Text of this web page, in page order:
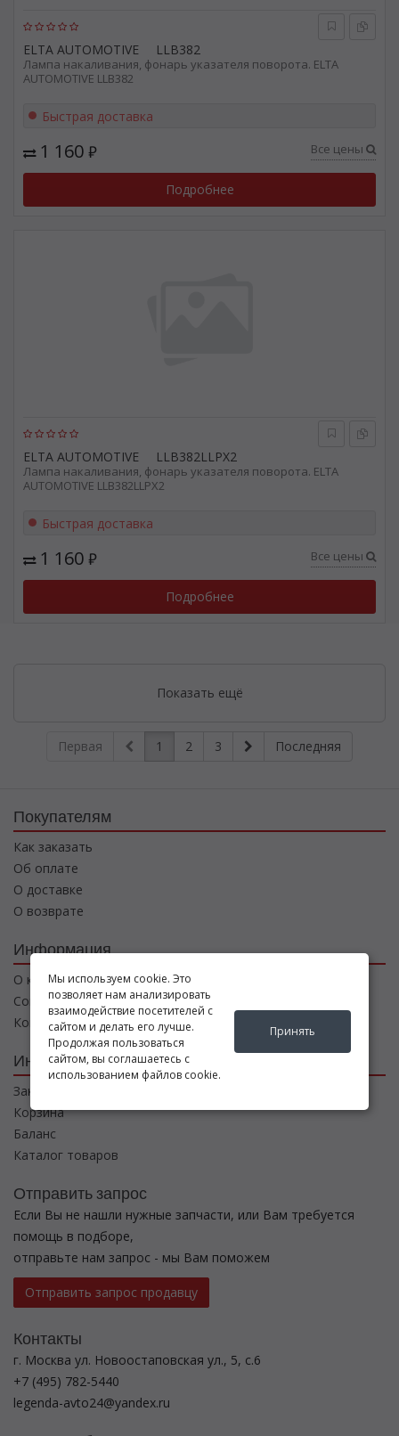
ELTA AUTOMOTIVE LLB382
Лампа накаливания, фонарь указателя поворота. ELTA
AUTOMOTIVE LLB382
Быстрая доставка
1 160 ₽ Все цены
Подробнее
ELTA AUTOMOTIVE LLB382LLPX2
Лампа накаливания, фонарь указателя поворота. ELTA
AUTOMOTIVE LLB382LLPX2
Быстрая доставка
1 160 ₽ Все цены
Подробнее
Показать ещё
Первая 1 2 3 Последняя
Покупателям
Как заказать
Об оплате
О доставке
О возврате
Информация
О компании
Соглашение
Контакты
Интернет магазин
Заказы
Корзина
Баланс
Каталог товаров
Отправить запрос
Если Вы не нашли нужные запчасти, или Вам требуется
помощь в подборе,
отправьте нам запрос - мы Вам поможем
Отправить запрос продавцу
Контакты
г. Москва ул. Новоостаповская ул., 5, с.6
+7 (495) 782-5440
legenda-avto24@yandex.ru
Мы используем cookie. Это
позволяет нам анализировать
взаимодействие посетителей с
сайтом и делать его лучше.
Продолжая пользоваться
сайтом, вы соглашаетесь с
использованием файлов cookie.
Принять